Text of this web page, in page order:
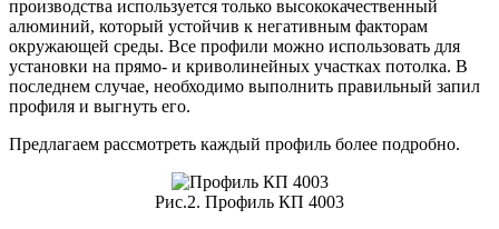
производства используется только высококачественный
алюминий, который устойчив к негативным факторам
окружающей среды. Все профили можно использовать для
установки на прямо- и криволинейных участках потолка. В
последнем случае, необходимо выполнить правильный запил
профиля и выгнуть его.
Предлагаем рассмотреть каждый профиль более подробно.
Рис.2. Профиль КП 4003